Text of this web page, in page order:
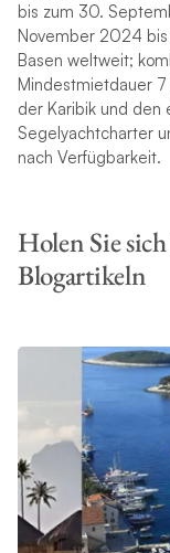
bis zum 30.
November 2024
Basen weltweit;
Mindestmietdauer
der Karibik und den
Segelyachtcharter
nach Verfügbarkeit.
Holen Sie
Blogartikeln